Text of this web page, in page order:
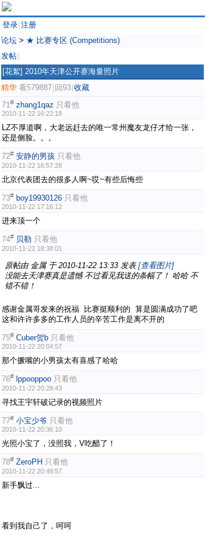
登录 注册
论坛 > ★ 比赛专区 (Competitions)
发帖
[花絮] 2010年天津公开赛海量照片
精华 看579887 回93 收藏
71# zhang1qaz 只看他
2010-11-22 16:22:18
LZ不厚道啊，大老远赶去的唯一常州魔友龙仔才给一张，
还是侧脸。。。
72# 安静的男孩 只看他
2010-11-22 16:57:28
北京代表团去的很多人啊~哎~有些后悔些
73# boy19930126 只看他
2010-11-22 17:16:12
进来顶一个
74# 贝勒 只看他
2010-11-22 18:38:01
原帖由 金属于 2010-11-22 13:33 发表 [查看图片]
没能去天津赛真是遗憾 不过看见我送的条幅了！ 哈哈 不
错不错！
感谢金属哥发来的祝福 比赛挺顺利的 算是圆满成功了吧
这和许许多多的工作人员的辛苦工作是离不开的
75# Cuber贺b 只看他
2010-11-22 20:04:57
那个撅嘴的小男孩太有喜感了哈哈
76# lppooppoo 只看他
2010-11-22 20:28:43
寻找王宇轩破记录的视频照片
77# 小宝少爷 只看他
2010-11-22 20:36:10
光照小宝了，没照我，V吃醋了！
78# ZeroPH 只看他
2010-11-22 20:49:57
新手飘过...
看到我自己了，呵呵